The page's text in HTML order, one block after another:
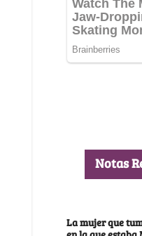
Notas
La mujer que